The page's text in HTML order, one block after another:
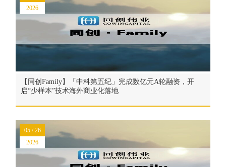
【同创Family】「中科第五纪」完成数亿元A轮融资，开
启“少样本”技术海外商业化落地
2026
05 / 26
2026